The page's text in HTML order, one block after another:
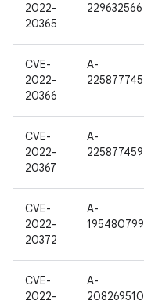
2022-
20365
229632566
CVE-
2022-
20366
A-
225877745
CVE-
2022-
20367
A-
225877459
CVE-
2022-
20372
A-
195480799
CVE-
2022-
A-
208269510